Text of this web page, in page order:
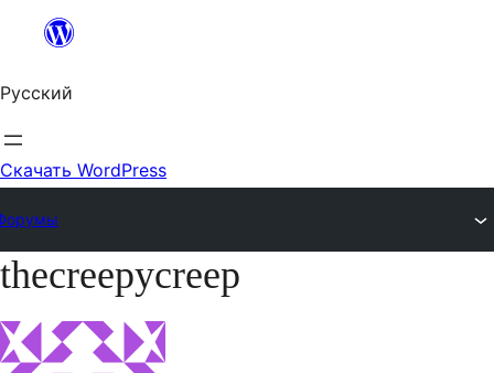
Перейти
содержимому
Русский
Скачать WordPress
Перейти
содержимому
thecreepycreep